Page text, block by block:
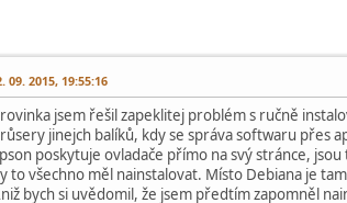
09. 2015, 19:55:16
jsem řešil zapeklitej problém s ručně
jinejch balíků, kdy se správa softwaru přes
poskytuje ovladače přímo na svý stránce,
to všechno měl nainstalovat. Místo Debiana je
bych si uvědomil, že jsem předtím zapomněl